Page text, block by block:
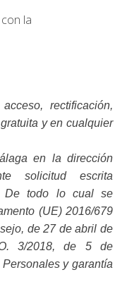
la
rectificación,
y en cualquier
en la dirección
solicitud escrita
De todo lo cual se
(UE) 2016/679
de 27 de abril de
3/2018, de 5 de
y garantía